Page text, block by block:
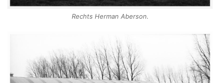
Rechts Herman Aberson.